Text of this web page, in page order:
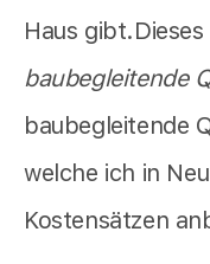
Haus
baubegleitende
baubegleitende
welche ich in
Kostensätzen